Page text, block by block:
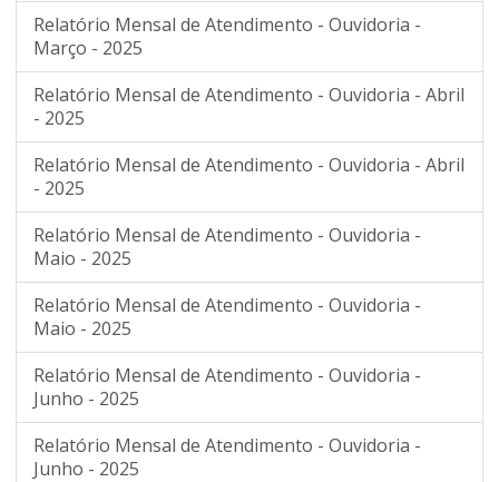
Relatório Mensal de Atendimento - Ouvidoria -
Março - 2025
Relatório Mensal de Atendimento - Ouvidoria - Abril
- 2025
Relatório Mensal de Atendimento - Ouvidoria - Abril
- 2025
Relatório Mensal de Atendimento - Ouvidoria -
Maio - 2025
Relatório Mensal de Atendimento - Ouvidoria -
Maio - 2025
Relatório Mensal de Atendimento - Ouvidoria -
Junho - 2025
Relatório Mensal de Atendimento - Ouvidoria -
Junho - 2025